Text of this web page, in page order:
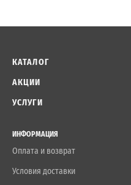
КАТАЛОГ
АКЦИИ
УСЛУГИ
ИНФОРМАЦИЯ
Оплата и возврат
Условия доставки